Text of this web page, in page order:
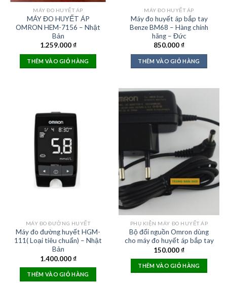
MÁY ĐO HUYẾT ÁP
MÁY ĐO HUYẾT ÁP
OMRON HEM-7156 – Nhật
Bản
1.259.000₫
THÊM VÀO GIỎ HÀNG
MÁY ĐO HUYẾT ÁP
Máy đo huyết áp bắp tay
Benze BM68 – Hàng chính
hãng – Đức
850.000₫
THÊM VÀO GIỎ HÀNG
MÁY ĐO ĐƯỜNG HUYẾT
Máy đo đường huyết HGM-
111( Loại tiêu chuẩn) – Nhật
Bản
1.400.000₫
THÊM VÀO GIỎ HÀNG
PHỤ KIỆN MÁY ĐO HUYẾT ÁP
Bộ đổi nguồn Omron dùng
cho máy đo huyết áp bắp tay
150.000₫
THÊM VÀO GIỎ HÀNG